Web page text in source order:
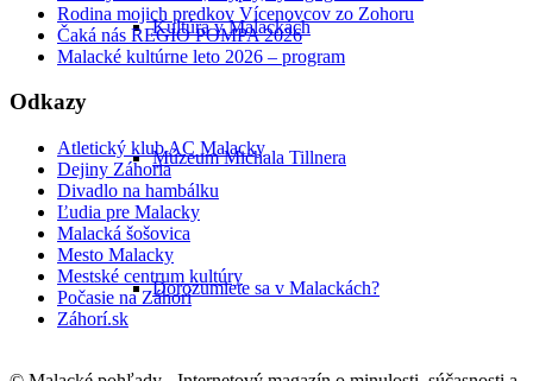
Kultúra v Malackách
Múzeum Michala Tillnera
Dorozumiete sa v Malackách?
Rodina mojich predkov Vícenovcov zo Zohoru
Čaká nás REGIO POMPA 2026
Malacké kultúrne leto 2026 – program
Odkazy
Atletický klub AC Malacky
Dejiny Záhoria
Divadlo na hambálku
Ľudia pre Malacky
Malacká šošovica
Mesto Malacky
Mestské centrum kultúry
Počasie na Záhorí
Záhorí.sk